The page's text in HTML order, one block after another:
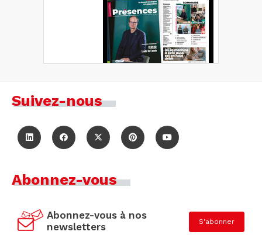
Suivez-nous
Abonnez-vous
Abonnez-vous à nos
newsletters
S'abonner